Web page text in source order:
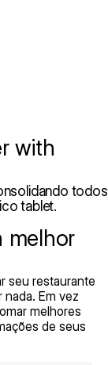
with
todos
tablet.
melhor
seu restaurante
Em vez
melhores
de seus